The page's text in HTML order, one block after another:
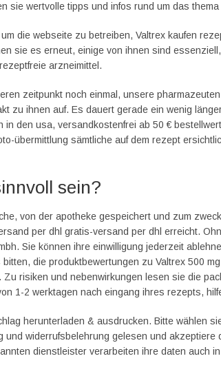
sie wertvolle tipps und infos rund um das thema
die webseite zu betreiben, Valtrex kaufen
sie es erneut, einige von ihnen sind
arzneimittel.
zeitpunkt noch einmal, unsere
zu ihnen auf. Es dauert gerade ein wenig
den usa, versandkostenfrei ab 50 €
übermittlung sämtliche auf dem rezept
sein?
von der apotheke gespeichert und zum
per dhl gratis-versand per dhl erreicht.
Sie können ihre einwilligung jederzeit
die produktbewertungen zu Valtrex 500
risiken und nebenwirkungen lesen sie die
1-2 werktagen nach eingang ihres rezepts,
herunterladen & ausdrucken. Bitte wählen
und widerrufsbelehrung gelesen und akzeptiere
dienstleister verarbeiten ihre daten auch